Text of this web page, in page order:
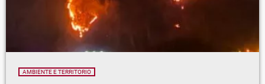
AMBIENTE E TERRITORIO